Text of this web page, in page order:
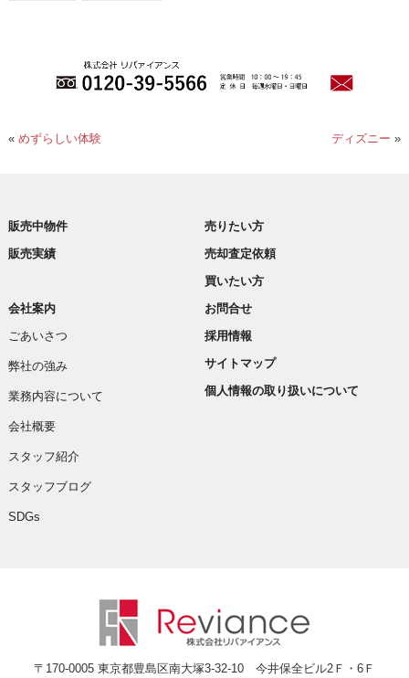
« めずらしい体験 ディズニー »
販売中物件
販売実績
売りたい方
売却査定依頼
買いたい方
会社案内
ごあいさつ
弊社の強み
業務内容について
会社概要
スタッフ紹介
スタッフブログ
SDGs
お問合せ
採用情報
サイトマップ
個人情報の取り扱いについて
〒170-0005 東京都豊島区南大塚3-32-10 今井保全ビル2Ｆ・6Ｆ